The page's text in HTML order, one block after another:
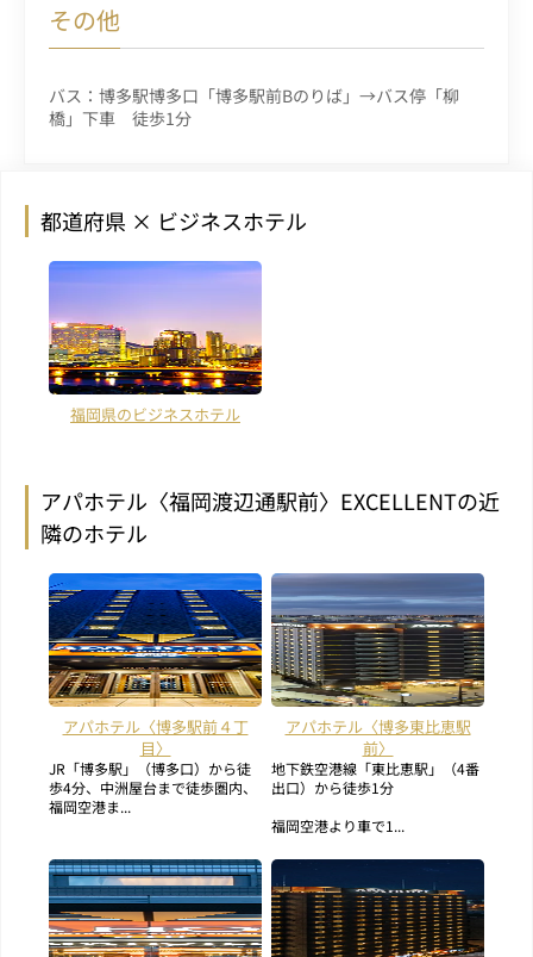
その他
バス：博多駅博多口「博多駅前Bのりば」→バス停「柳
橋」下車 徒歩1分
都道府県 × ビジネスホテル
福岡県のビジネスホテル
アパホテル〈福岡渡辺通駅前〉EXCELLENTの近
隣のホテル
アパホテル〈博多駅前４丁
目〉
JR「博多駅」（博多口）から徒
歩4分、中洲屋台まで徒歩圏内、
福岡空港ま...
アパホテル〈博多東比恵駅
前〉
地下鉄空港線「東比恵駅」（4番
出口）から徒歩1分
福岡空港より車で1...